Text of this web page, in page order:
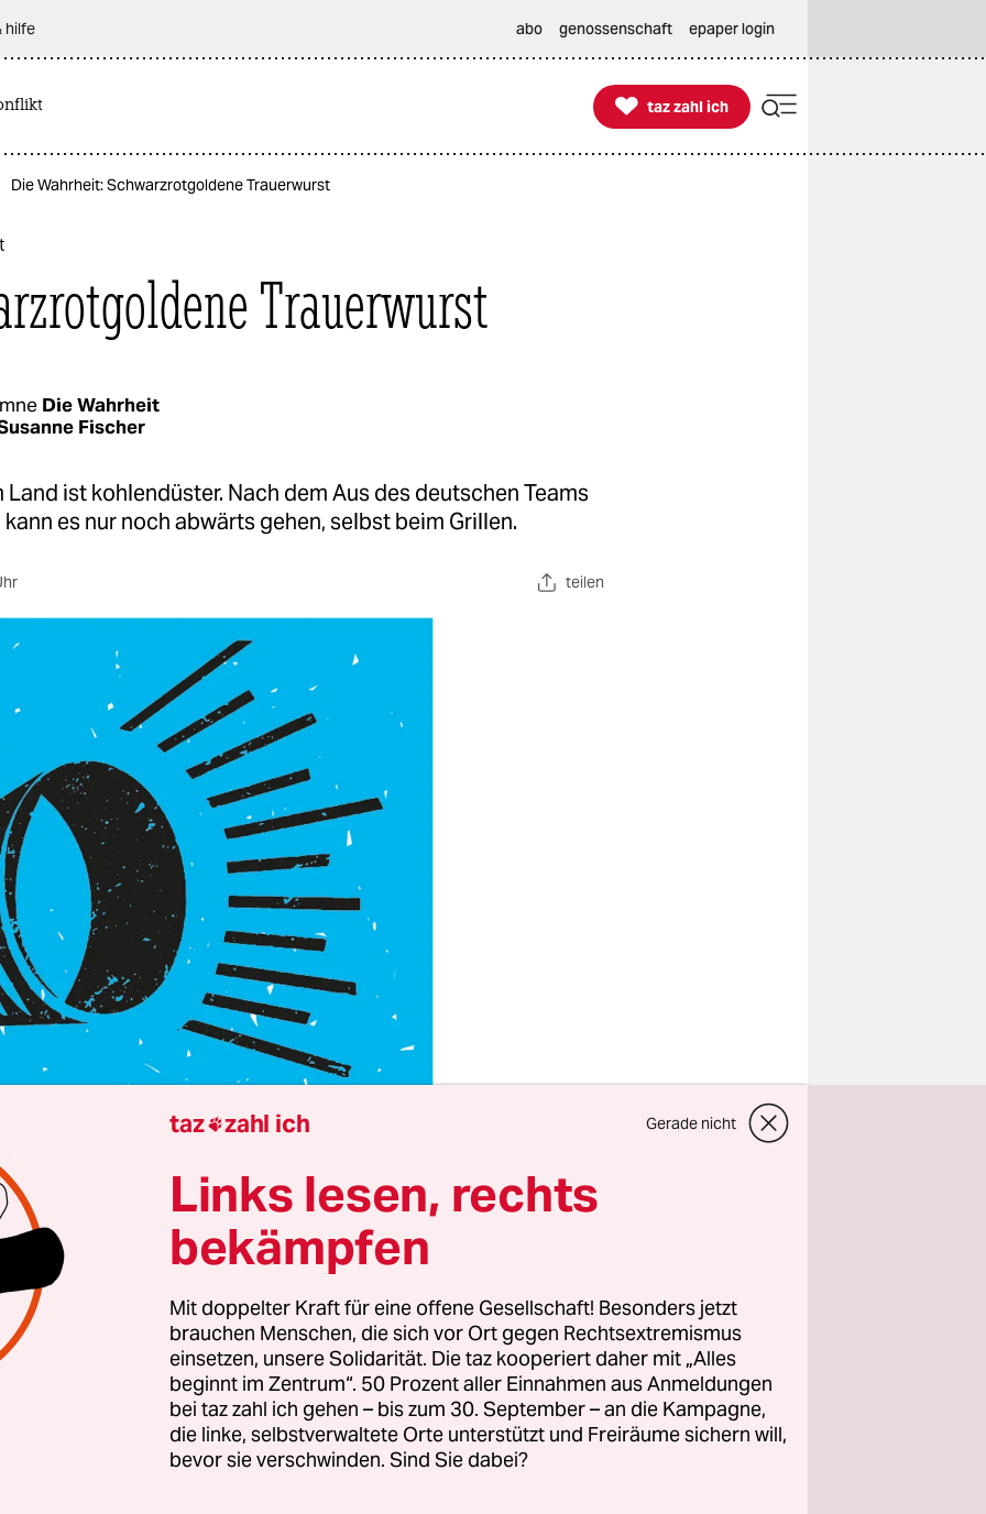
hilfe abo genossenschaft epaper login

taz zahl ich
taz zahl ich
Die Wahrheit: Schwarzrotgoldene Trauerwurst
Trauerwurst
Die Wahrheit
Fischer
Land ist kohlendüster. Nach dem Aus des deutschen Teams
es nur noch abwärts gehen, selbst beim Grillen.
teilen
ist sowas von im Eimer. Deswegen wurde der
ausgetauscht – aber nicht die Mannschaft.
vor einiger Zeit der Kanzler, aber nicht die
auch wenn Aluhut-Träger anderes behaupten. Der
immer noch fest daran, dass ein einziger Mann alles
Das hat schließlich 1933 auch geklappt.
es dennoch lasche Appelle an die 84 Millionen Nicht-
Land: Mehr arbeiten, nicht krankfeiern, mehr Steuern
wird alles besser. Immer dieselbe Leier. Überraschend
taz zahl ich Gerade nicht
Links lesen, rechts
bekämpfen
Mit doppelter Kraft für eine offene Gesellschaft! Besonders jetzt
brauchen Menschen, die sich vor Ort gegen Rechtsextremismus
einsetzen, unsere Solidarität. Die taz kooperiert daher mit „Alles
beginnt im Zentrum“. 50 Prozent aller Einnahmen aus Anmeldungen
bei taz zahl ich gehen – bis zum 30. September – an die Kampagne,
die linke, selbstverwaltete Orte unterstützt und Freiräume sichern will,
bevor sie verschwinden. Sind Sie dabei?